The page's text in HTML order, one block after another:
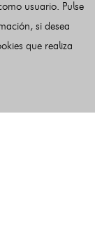
noticias
usuario. Pulse
si desea
que realiza